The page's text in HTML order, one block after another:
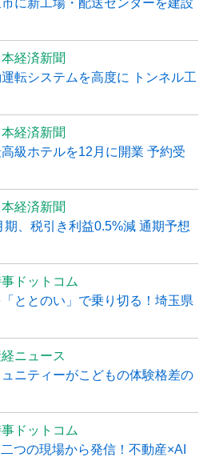
本経済新聞
転システムを高度に トンネル工
本経済新聞
級ホテルを12月に開業 予約受
本経済新聞
、税引き利益0.5%減 通期予想
ドットコム
ととのい」で乗り切る！埼玉県
ニュース
ニティーがこどもの体験格差の
ドットコム
つの現場から発信！不動産×AI